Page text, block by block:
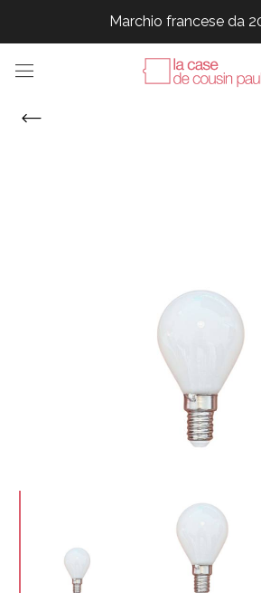
Marchio francese da
Marchio francese da
Marchio francese da